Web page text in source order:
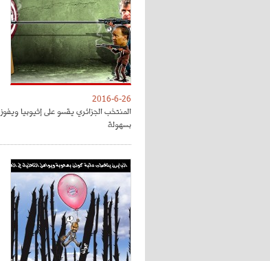
2016-6-26
المنتخب الجزائري يقسو على إثيوبيا ويفوز
بسهولة